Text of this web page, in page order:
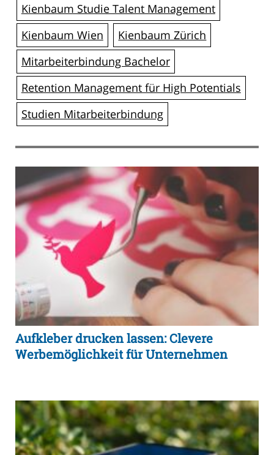
Kienbaum Studie Talent Management
Kienbaum Wien
Kienbaum Zürich
Mitarbeiterbindung Bachelor
Retention Management für High Potentials
Studien Mitarbeiterbindung
Aufkleber drucken lassen: Clevere
Werbemöglichkeit für Unternehmen